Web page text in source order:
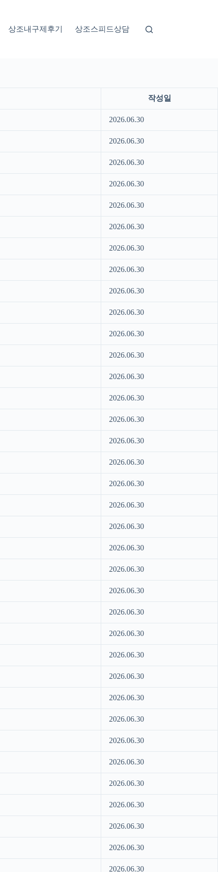
상조내구제후기 상조스피드상담
작성일
2026.06.30
2026.06.30
2026.06.30
2026.06.30
2026.06.30
2026.06.30
2026.06.30
2026.06.30
2026.06.30
2026.06.30
2026.06.30
2026.06.30
2026.06.30
2026.06.30
2026.06.30
2026.06.30
2026.06.30
2026.06.30
2026.06.30
2026.06.30
2026.06.30
2026.06.30
2026.06.30
2026.06.30
2026.06.30
2026.06.30
2026.06.30
2026.06.30
2026.06.30
2026.06.30
2026.06.30
2026.06.30
2026.06.30
2026.06.30
2026.06.30
2026.06.30